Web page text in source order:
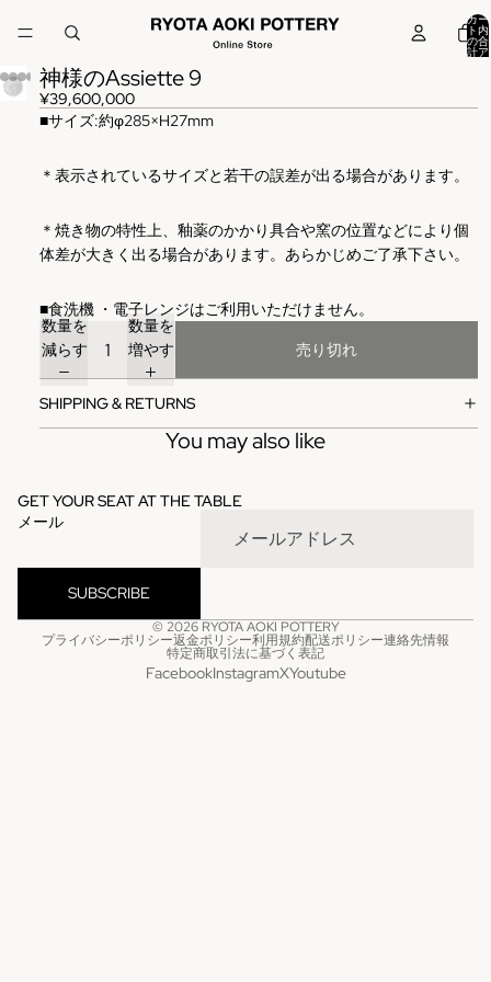
カー
ト内
の合
計ア
神様のAssiette 9
¥39,600,000
■サイズ:約φ285×H27mm
＊表示されているサイズと若干の誤差が出る場合があります。
＊焼き物の特性上、釉薬のかかり具合や窯の位置などにより個
体差が大きく出る場合があります。あらかじめご了承下さい。
■食洗機 ・電子レンジはご利用いただけません。
数量を
減らす
数量を
増やす
売り切れ
SHIPPING & RETURNS
You may also like
GET YOUR SEAT AT THE TABLE
メール
SUBSCRIBE
© 2026 RYOTA AOKI POTTERY
プライバシーポリシー返金ポリシー利用規約配送ポリシー連絡先情報
特定商取引法に基づく表記
FacebookInstagramXYoutube